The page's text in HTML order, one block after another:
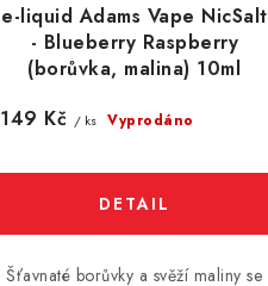
e-liquid Adams Vape NicSalt
- Blueberry Raspberry
(borůvka, malina) 10ml
Vyprodáno
149 Kč / ks
Šťavnaté borůvky a svěží maliny se